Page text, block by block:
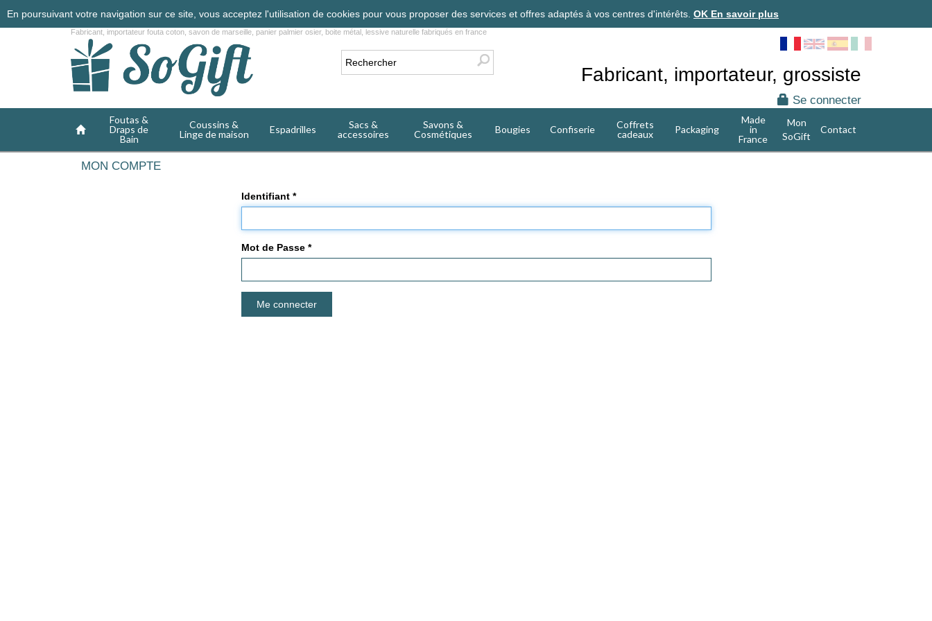
En poursuivant votre navigation sur ce site, vous acceptez l'utilisation de cookies pour vous proposer des services et offres adaptés à vos centres d'intérêts. OK En savoir plus
Fabricant, importateur fouta coton, savon de marseille, panier palmier osier, boite métal, lessive naturelle fabriqués en france
Fabricant, importateur, grossiste
Se connecter
Foutas &
Draps de
Bain
Coussins &
Linge de maison
Espadrilles
Sacs &
accessoires
Savons &
Cosmétiques
Bougies Confiserie
Coffrets
cadeaux
Packaging
Made
in
France
Mon
SoGift
Contact
MON COMPTE
Identifiant *
Mot de Passe *